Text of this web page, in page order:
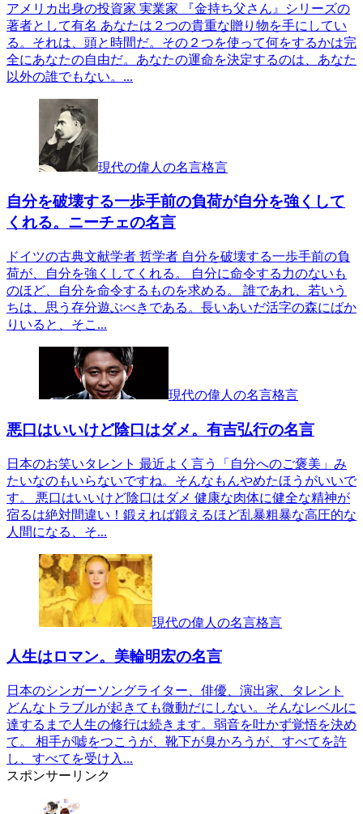
アメリカ出身の投資家 実業家 『金持ち父さん』シリーズの
著者として有名 あなたは２つの貴重な贈り物を手にしてい
る。それは、頭と時間だ。その２つを使って何をするかは完
全にあなたの自由だ。あなたの運命を決定するのは、あなた
以外の誰でもない。...
現代の偉人の名言格言
自分を破壊する一歩手前の負荷が自分を強くして
くれる。ニーチェの名言
ドイツの古典文献学者 哲学者 自分を破壊する一歩手前の負
荷が、自分を強くしてくれる。 自分に命令する力のないも
のほど、自分を命令するものを求める。 誰であれ、若いう
ちは、思う存分遊ぶべきである。長いあいだ活字の森にばか
りいると、そこ...
現代の偉人の名言格言
悪口はいいけど陰口はダメ。有吉弘行の名言
日本のお笑いタレント 最近よく言う「自分へのご褒美」み
たいなのもいらないですね。そんなもんやめたほうがいいで
す。 悪口はいいけど陰口はダメ 健康な肉体に健全な精神が
宿るは絶対間違い！鍛えれば鍛えるほど乱暴粗暴な高圧的な
人間になる、そ...
現代の偉人の名言格言
人生はロマン。美輪明宏の名言
日本のシンガーソングライター、俳優、演出家、タレント
どんなトラブルが起きても微動だにしない。そんなレベルに
達するまで人生の修行は続きます。弱音を吐かず覚悟を決め
て。 相手が嘘をつこうが、靴下が臭かろうが、すべてを許
し、すべてを受け入...
スポンサーリンク